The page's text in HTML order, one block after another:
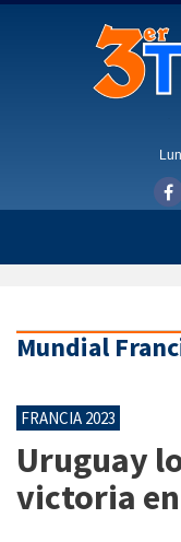
Mundial
FRANCIA 2023
Uruguay
victoria